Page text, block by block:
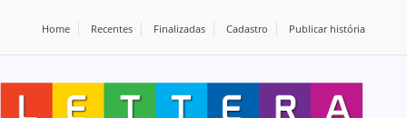
Home Recentes Finalizadas Cadastro Publicar história